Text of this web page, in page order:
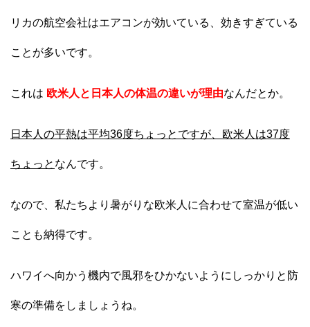
リカの航空会社はエアコンが効いている、効きすぎている
ことが多いです。
これは 欧米人と日本人の体温の違いが理由なんだとか。
日本人の平熱は平均36度ちょっとですが、欧米人は37度
ちょっと なんです。
なので、私たちより暑がりな欧米人に合わせて室温が低い
ことも納得です。
ハワイへ向かう機内で風邪をひかないようにしっかりと防
寒の準備をしましょうね。